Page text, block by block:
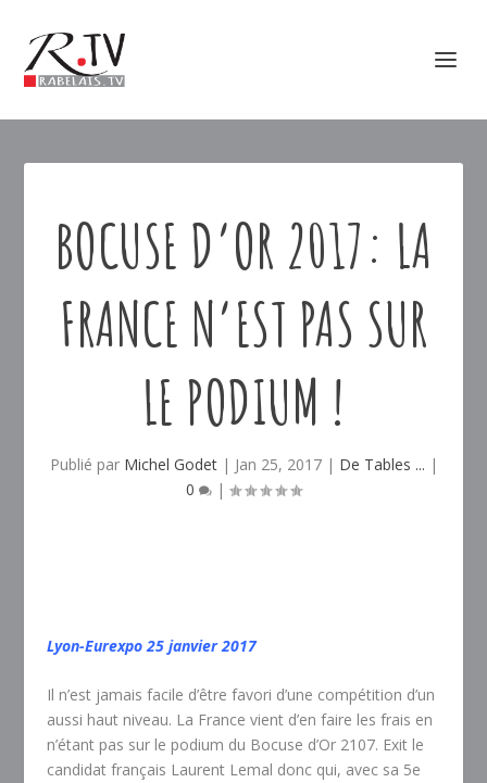
BOCUSE D’OR 2017: LA
FRANCE N’EST PAS SUR
LE PODIUM !
Publié par Michel Godet| Jan 25, 2017| De Tables ... |
0
|
Lyon-Eurexpo 25 janvier 2017
Il n’est jamais facile d’être favori d’une compétition d’un
aussi haut niveau. La France vient d’en faire les frais en
n’étant pas sur le podium du Bocuse d’Or 2107. Exit le
candidat français Laurent Lemal donc qui, avec sa 5e